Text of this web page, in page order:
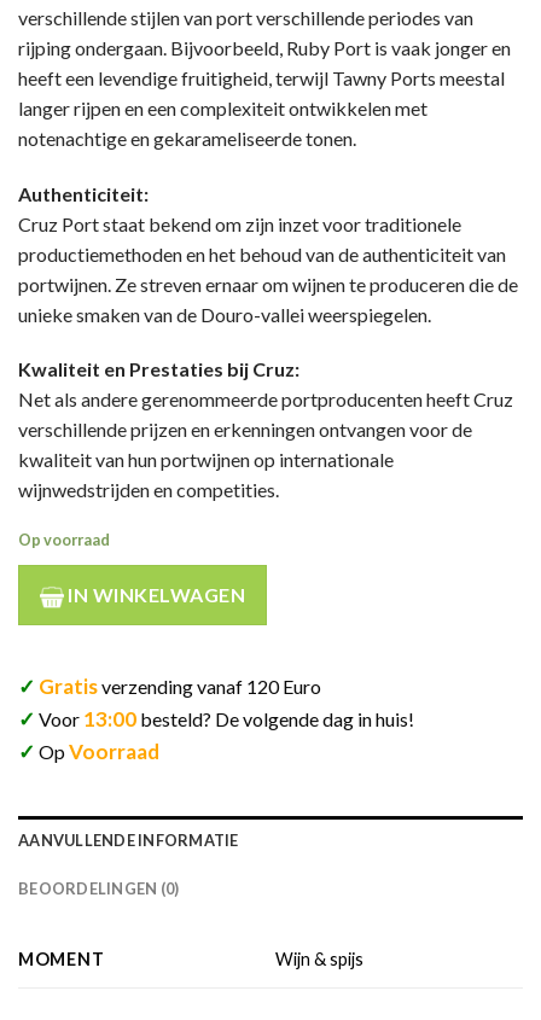
verschillende stijlen van port verschillende periodes van
rijping ondergaan. Bijvoorbeeld, Ruby Port is vaak jonger en
heeft een levendige fruitigheid, terwijl Tawny Ports meestal
langer rijpen en een complexiteit ontwikkelen met
notenachtige en gekarameliseerde tonen.
Authenticiteit:
Cruz Port staat bekend om zijn inzet voor traditionele
productiemethoden en het behoud van de authenticiteit van
portwijnen. Ze streven ernaar om wijnen te produceren die de
unieke smaken van de Douro-vallei weerspiegelen.
Kwaliteit en Prestaties bij Cruz:
Net als andere gerenommeerde portproducenten heeft Cruz
verschillende prijzen en erkenningen ontvangen voor de
kwaliteit van hun portwijnen op internationale
wijnwedstrijden en competities.
Op voorraad
IN WINKELWAGEN
✓ Gratisverzending vanaf 120 Euro
✓ Voor 13:00 besteld? De volgende dag in huis!
✓ OpVoorraad
AANVULLENDE INFORMATIE
BEOORDELINGEN (0)
MOMENT Wijn & spijs